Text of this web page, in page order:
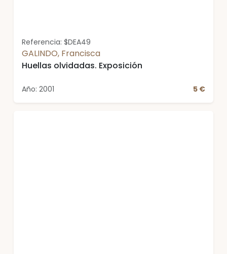
Referencia: $DEA49
GALINDO, Francisca
Huellas olvidadas. Exposición
Año: 2001 5 €